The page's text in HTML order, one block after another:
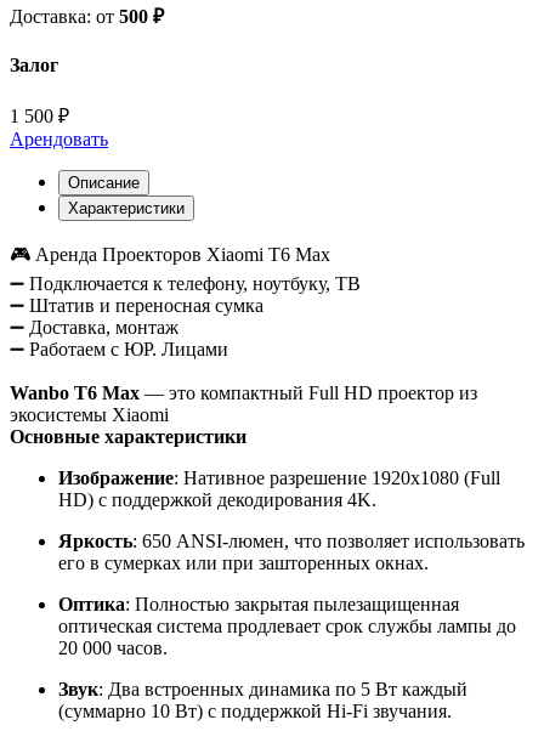
Доставка: от 500 ₽
Залог
1 500 ₽
Арендовать
Описание
Характеристики
🎮 Аренда Проекторов Xiaomi T6 Max
➖ Подключается к телефону, ноутбуку, ТВ
➖ Штатив и переносная сумка
➖ Доставка, монтаж
➖ Работаем с ЮР. Лицами
Wanbo T6 Max — это компактный Full HD проектор из
экосистемы Xiaomi
Основные характеристики
Изображение: Нативное разрешение 1920x1080 (Full
HD) с поддержкой декодирования 4K.
Яркость: 650 ANSI-люмен, что позволяет использовать
его в сумерках или при зашторенных окнах.
Оптика: Полностью закрытая пылезащищенная
оптическая система продлевает срок службы лампы до
20 000 часов.
Звук: Два встроенных динамика по 5 Вт каждый
(суммарно 10 Вт) с поддержкой Hi-Fi звучания.